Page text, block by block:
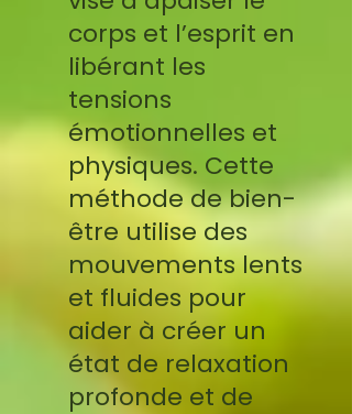
corps et l’esprit en
libérant les
tensions
émotionnelles et
physiques. Cette
méthode de bien-
être utilise des
mouvements lents
et fluides pour
aider à créer un
état de relaxation
profonde et de